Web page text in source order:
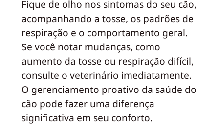
Fique de olho nos sintomas do seu cão,
acompanhando a tosse, os padrões de
respiração e o comportamento geral.
Se você notar mudanças, como
aumento da tosse ou respiração difícil,
consulte o veterinário imediatamente.
O gerenciamento proativo da saúde do
cão pode fazer uma diferença
significativa em seu conforto.